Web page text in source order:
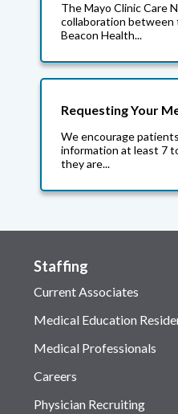
The Mayo Clinic Care
collaboration between
Beacon Health...
Requesting Your
We encourage
information at least 7
they are...
Staffing
Current Associates
Medical Education
Medical Professionals
Careers
Physician Recruiting